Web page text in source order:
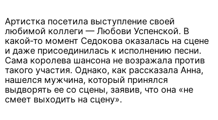
Артистка посетила выступление своей
любимой коллеги — Любови Успенской. В
какой‑то момент Седокова оказалась на сцене
и даже присоединилась к исполнению песни.
Сама королева шансона не возражала против
такого участия. Однако, как рассказала Анна,
нашелся мужчина, который принялся
выдворять ее со сцены, заявив, что она «не
смеет выходить на сцену».